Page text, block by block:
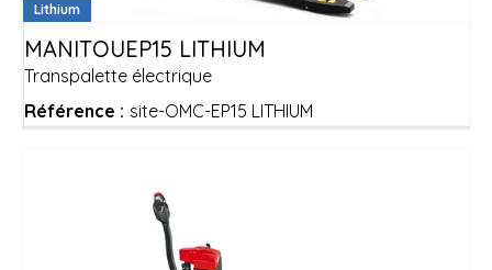
Lithium
Transpalette électrique
MANITOUEP15 LITHIUM
Référence : site-OMC-EP15 LITHIUM